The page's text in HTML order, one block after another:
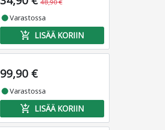
48,90 €
fiber_manual_recordVarastossa
add_shopping_cart LISÄÄ KORIIN
99,90 €
fiber_manual_recordVarastossa
add_shopping_cart LISÄÄ KORIIN